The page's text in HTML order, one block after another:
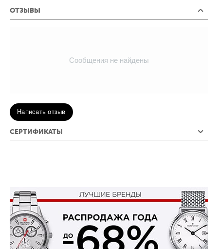
ОТЗЫВЫ
Сообщения не найдены
Написать отзыв
СЕРТИФИКАТЫ